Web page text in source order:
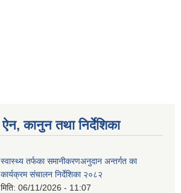
ऐन, कानुन तथा निर्देशिका
स्वास्थ्य तर्फका समानीकरणअनुदान अन्तर्गत का
कार्यक्रम संचालन निर्देशिका २०८२
मिति: 06/11/2026 - 11:07